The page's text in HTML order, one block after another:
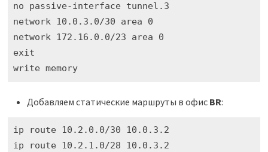
no passive-interface tunnel.3
network 10.0.3.0/30 area 0
network 172.16.0.0/23 area 0
exit
write memory
Добавляем статические маршруты в офис BR:
ip route 10.2.0.0/30 10.0.3.2
ip route 10.2.1.0/28 10.0.3.2